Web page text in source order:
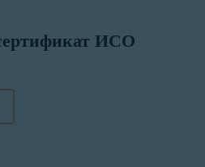
ИСО